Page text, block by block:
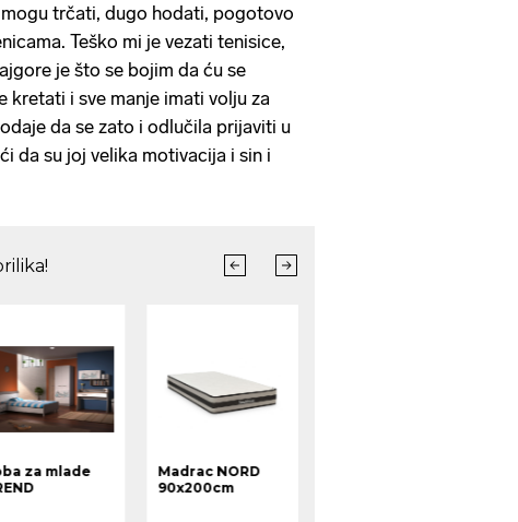
trčati, dugo hodati, pogotovo
Teško mi je vezati tenisice,
je što se bojim da ću se
kretati i sve manje imati volju za
da se zato i odlučila prijaviti u
da su joj velika motivacija i sin i